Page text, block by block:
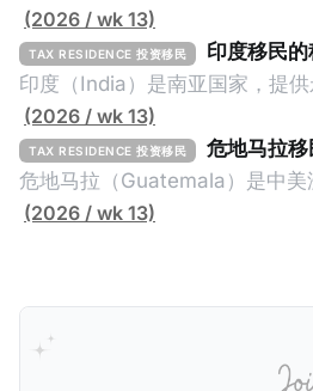
计划。申请人必须满足至少以下
投资者签证： * 投资200万欧元意大利政府债券； * 投
资50万欧元意大利股票； * 投资25万欧元于创新初创
企业；或 * 向意大利公共利益项目捐赠100万欧元。 当
投资者在居留许可证有效期的两
在居留证到期日前至少60天申
过五年的实际居留（每年在意大
吸引力吗？我们来看看：
(2026 / wk 13)
TAX RESIDENCE 投资移民 印度移民
印度（India）是南亚国家，提
足特定的标准获得居留权。印度
请人透过外国直接投资（FDI）途径
人必须在18个月内投资至少1亿
币）或36个月内投资至少2.5亿
的财务能力和专业知识； * 申请人必须在印度就业务注
册公司，并提供公司注册证书和
(2026 / wk 13)
TAX RESIDENCE 投资移民 危地马拉
危地马拉（Guatemala）是中美
证明被动收入或养老金收入，那
增加300美元（折合约人民币2千）。 申请人
包括：申请表、护照、无犯罪证
危地马拉的证明，且材料必须公
(2026 / wk 13)